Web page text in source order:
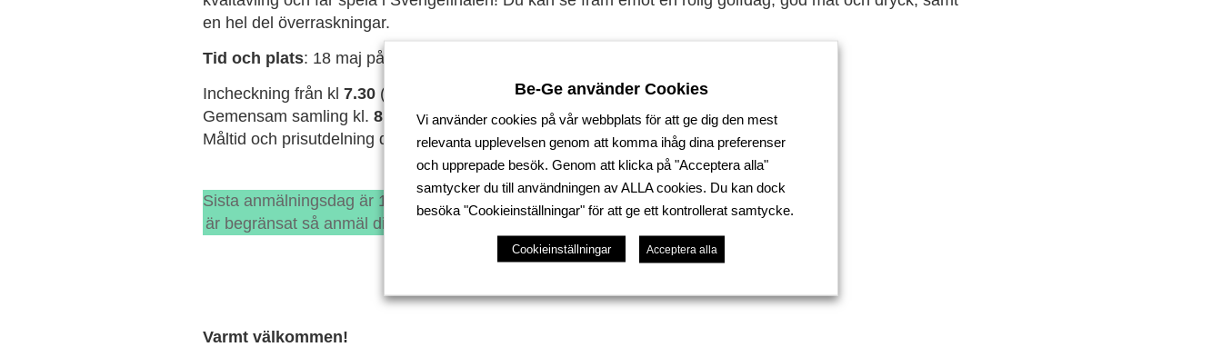
en hel del överraskningar.
Tid och plats: 18 maj på Oskarshamns GK
Incheckning från kl7.30 (kaffe och fralla serveras i restaurangen)
Gemensam samling kl.8.30 , kanonstart kl.9.00
Måltid och prisutdelning direkt efter spel, ca kl.13.30
Sista anmälningsdag är 16/5 men antalet platser
är begränsat så anmäl dig på vår hemsida idag!
Varmt välkommen!
Be-Ge använder Cookies
Vi använder cookies på vår webbplats för att ge dig den mest
relevanta upplevelsen genom att komma ihåg dina preferenser
och upprepade besök. Genom att klicka på "Acceptera alla"
samtycker du till användningen av ALLA cookies. Du kan dock
besöka "Cookieinställningar" för att ge ett kontrollerat samtycke.
Cookieinställningar Acceptera alla